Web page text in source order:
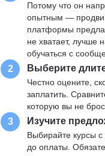
Потому что он
опытным —
платформы
не хватает, лучше
обучаться с
2 Выберите
Честно оцените,
заплатить.
которую вы не
3 Изучите
Выбирайте курсы
до оплаты.